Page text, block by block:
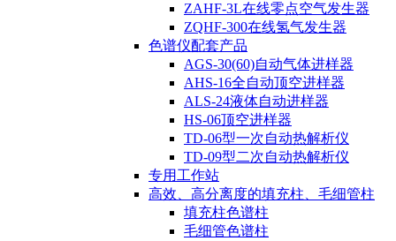
ZAHF-3L在线零点空气发生器
ZQHF-300在线氢气发生器
色谱仪配套产品
AGS-30(60)自动气体进样器
AHS-16全自动顶空进样器
ALS-24液体自动进样器
HS-06顶空进样器
TD-06型一次自动热解析仪
TD-09型二次自动热解析仪
专用工作站
高效、高分离度的填充柱、毛细管柱
填充柱色谱柱
毛细管色谱柱